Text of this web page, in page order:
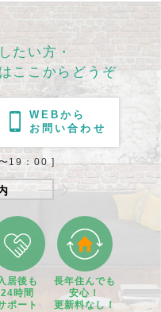
たい方・
ここからどうぞ
WEBから
お問い合わせ
19：00 ]
居後も
24時間
ポート
長年住んでも
安心！
更新料なし！